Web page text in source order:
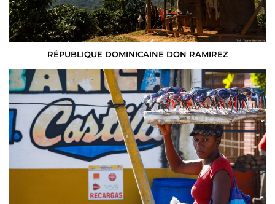
RÉPUBLIQUE DOMINICAINE DON RAMIREZ